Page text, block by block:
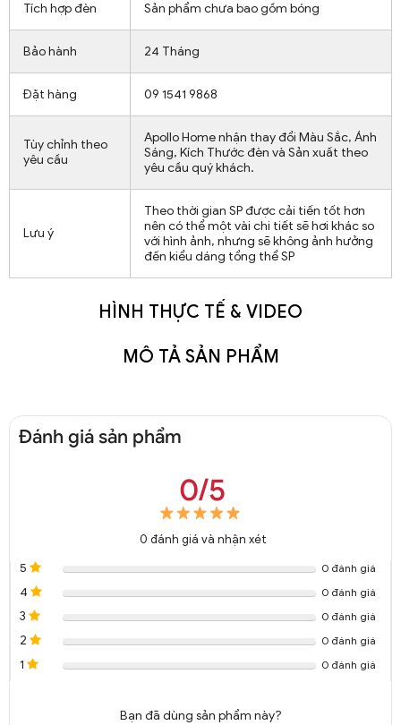
Tích hợp đèn Sản phẩm chưa bao gồm bóng
Bảo hành 24 Tháng
Đặt hàng 09 1541 9868
Tùy chỉnh theo
yêu cầu
Apollo Home nhận thay đổi Màu Sắc, Ánh
Sáng, Kích Thước đèn và Sản xuất theo
yêu cầu quý khách.
Lưu ý
Theo thời gian SP được cải tiến tốt hơn
nên có thể một vài chi tiết sẽ hơi khác so
với hình ảnh, nhưng sẽ không ảnh hưởng
đến kiểu dáng tổng thể SP
HÌNH THỰC TẾ & VIDEO
MÔ TẢ SẢN PHẨM
Đánh giá sản phẩm
0/5
0 đánh giá và nhận xét
5
0 đánh giá
4 0 đánh giá
3 0 đánh giá
2 0 đánh giá
1 0 đánh giá
Bạn đã dùng sản phẩm này?